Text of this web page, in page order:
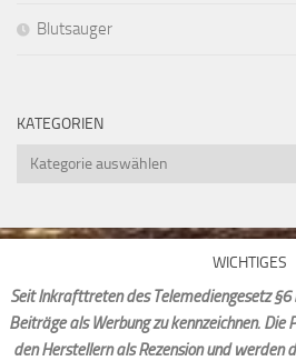
Blutsauger
KATEGORIEN
Kategorien
WICHTIGES
Seit Inkrafttreten des Telemediengesetz
Beiträge als Werbung zu kennzeichnen. Die
den Herstellern als Rezension und werden